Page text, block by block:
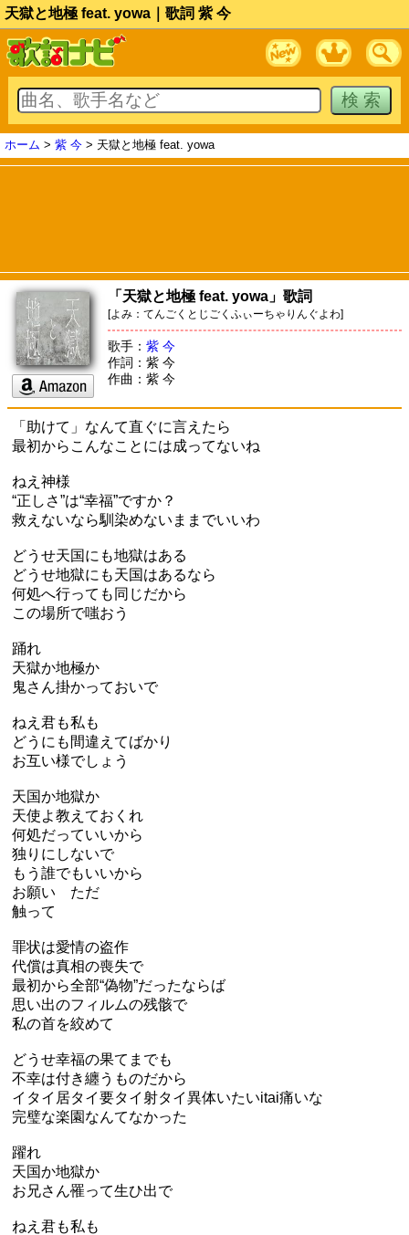
天獄と地極 feat. yowa｜歌詞 紫 今
ホーム > 紫 今 > 天獄と地極 feat. yowa
「天獄と地極 feat. yowa」歌詞
[よみ：てんごくとじごくふぃーちゃりんぐよわ]
歌手： 紫 今
作詞：紫 今
作曲：紫 今
「助けて」なんて直ぐに言えたら
最初からこんなことには成ってないね
ねえ神様
“正しさ”は“幸福”ですか？
救えないなら馴染めないままでいいわ
どうせ天国にも地獄はある
どうせ地獄にも天国はあるなら
何処へ行っても同じだから
この場所で嗤おう
踊れ
天獄か地極か
鬼さん掛かっておいで
ねえ君も私も
どうにも間違えてばかり
お互い様でしょう
天国か地獄か
天使よ教えておくれ
何処だっていいから
独りにしないで
もう誰でもいいから
お願い ただ
触って
罪状は愛情の盗作
代償は真相の喪失で
最初から全部“偽物”だったならば
思い出のフィルムの残骸で
私の首を絞めて
どうせ幸福の果てまでも
不幸は付き纏うものだから
イタイ居タイ要タイ射タイ異体いたいitai痛いな
完璧な楽園なんてなかった
躍れ
天国か地獄か
お兄さん罹って生ひ出で
ねえ君も私も